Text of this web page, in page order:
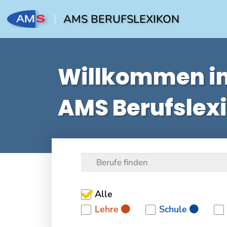
AMS BERUFSLEXIKON
Willkommen
AMS
Alle
Lehre
Schule